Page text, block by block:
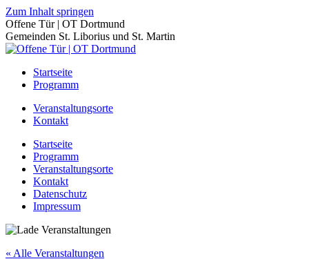
Zum Inhalt springen
Offene Tür | OT Dortmund
Gemeinden St. Liborius und St. Martin
Startseite
Programm
Veranstaltungsorte
Kontakt
Startseite
Programm
Veranstaltungsorte
Kontakt
Datenschutz
Impressum
« Alle Veranstaltungen